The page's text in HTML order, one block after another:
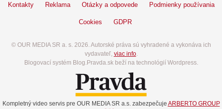
Kontakty Reklama Otázky a odpovede Podmienky používania
Cookies GDPR
© OUR MEDIA SR a. s. 2026. Autorské práva sú vyhradené a vykonáva ich
vydavateľ, viac info.
Blogovací systém Blog.Pravda.sk beží na technológií Wordpress.
Kompletný video servis pre OUR MEDIA SR a.s. zabezpečuje ARBERTO GROUP